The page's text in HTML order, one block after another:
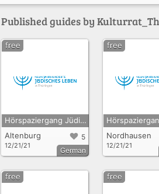
Published guides by
Hörspaziergang Jüdische Geschichte in Altenburg
5
Altenburg
12/21/21
free
German
Nordhausen
12/21/21
free
free free